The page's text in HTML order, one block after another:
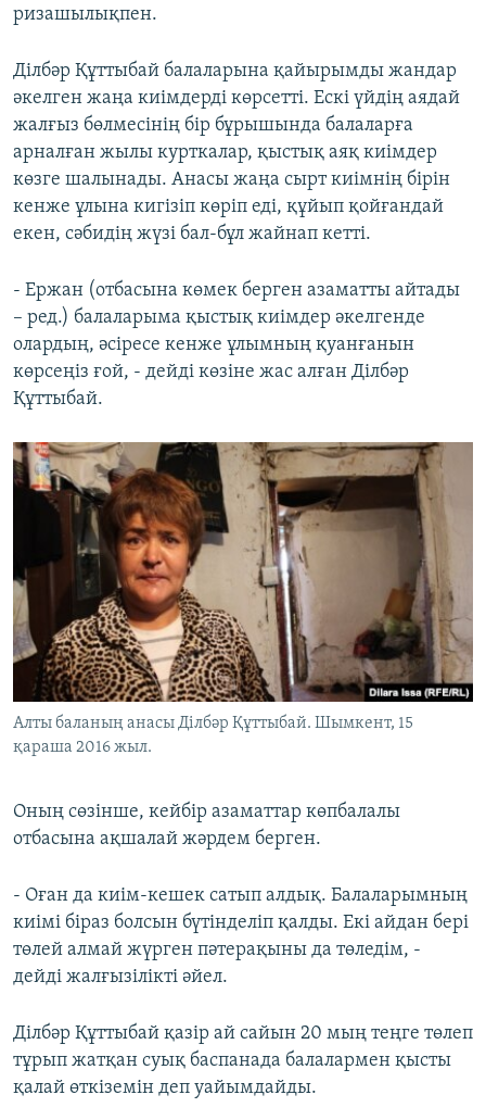
ризашылықпен.
Ділбәр Құттыбай балаларына қайырымды жандар
әкелген жаңа киімдерді көрсетті. Ескі үйдің аядай
жалғыз бөлмесінің бір бұрышында балаларға
арналған жылы курткалар, қыстық аяқ киімдер
көзге шалынады. Анасы жаңа сырт киімнің бірін
кенже ұлына кигізіп көріп еді, құйып қойғандай
екен, сәбидің жүзі бал-бұл жайнап кетті.
- Ержан (отбасына көмек берген азаматты айтады
– ред.) балаларыма қыстық киімдер әкелгенде
олардың, әсіресе кенже ұлымның қуанғанын
көрсеңіз ғой, - дейді көзіне жас алған Ділбәр
Құттыбай.
Алты баланың анасы Ділбәр Құттыбай. Шымкент, 15
қараша 2016 жыл.
Оның сөзінше, кейбір азаматтар көпбалалы
отбасына ақшалай жәрдем берген.
- Оған да киім-кешек сатып алдық. Балаларымның
киімі біраз болсын бүтінделіп қалды. Екі айдан бері
төлей алмай жүрген пәтерақыны да төледім, -
дейді жалғызілікті әйел.
Ділбәр Құттыбай қазір ай сайын 20 мың теңге төлеп
тұрып жатқан суық баспанада балалармен қысты
қалай өткіземін деп уайымдайды.